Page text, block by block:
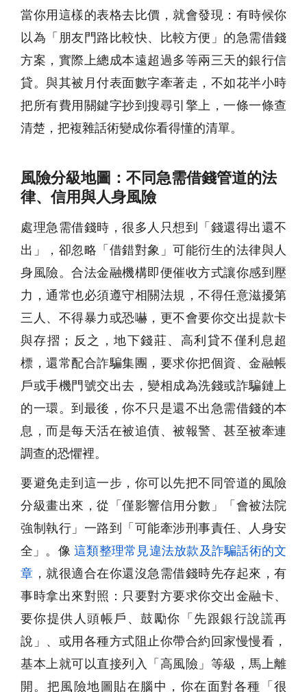
當你用這樣的表格去比價，就會發現：有時候你
以為「朋友門路比較快、比較方便」的急需借錢
方案，實際上總成本遠超過多等兩三天的銀行信
貸。與其被月付表面數字牽著走，不如花半小時
把所有費用關鍵字抄到搜尋引擎上，一條一條查
清楚，把複雜話術變成你看得懂的清單。
風險分級地圖：不同急需借錢管道的法
律、信用與人身風險
處理急需借錢時，很多人只想到「錢還得出還不
出」，卻忽略「借錯對象」可能衍生的法律與人
身風險。合法金融機構即便催收方式讓你感到壓
力，通常也必須遵守相關法規，不得任意滋擾第
三人、不得暴力或恐嚇，更不會要你交出提款卡
與存摺；反之，地下錢莊、高利貸不僅利息超
標，還常配合詐騙集團，要求你把個資、金融帳
戶或手機門號交出去，變相成為洗錢或詐騙鏈上
的一環。到最後，你不只是還不出急需借錢的本
息，而是每天活在被追債、被報警、甚至被牽連
調查的恐懼裡。
要避免走到這一步，你可以先把不同管道的風險
分級畫出來，從「僅影響信用分數」「會被法院
強制執行」一路到「可能牽涉刑事責任、人身安
全」。像 這類整理常見違法放款及詐騙話術的文
章 ，就很適合在你還沒急需借錢時先存起來，有
事時拿出來對照：只要對方要求你交出金融卡、
要你提供人頭帳戶、鼓勵你「先跟銀行說謊再
說」、或用各種方式阻止你帶合約回家慢慢看，
基本上就可以直接列入「高風險」等級，馬上離
開。把風險地圖貼在腦中，你在面對各種「很